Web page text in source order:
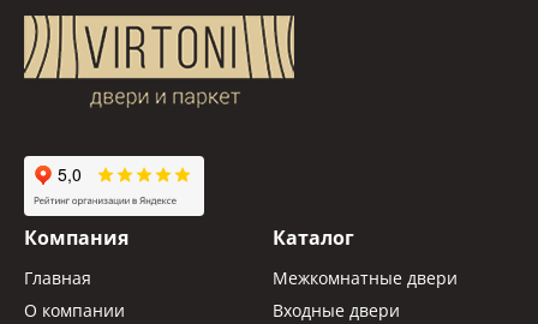
Компания
Главная
О компании
Каталог
Межкомнатные двери
Входные двери